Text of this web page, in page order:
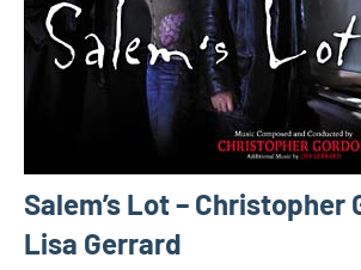
Salem’s Lot – Christopher
Lisa Gerrard